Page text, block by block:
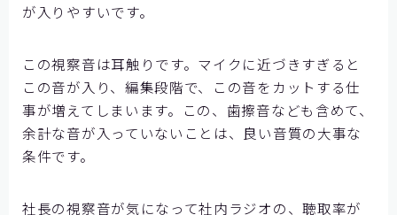
が入りやすいです。
この視察音は耳触りです。マイクに近づきすぎると
この音が入り、編集段階で、この音をカットする仕
事が増えてしまいます。この、歯擦音なども含めて、
余計な音が入っていないことは、良い音質の大事な
条件です。
社長の視察音が気になって社内ラジオの、聴取率が